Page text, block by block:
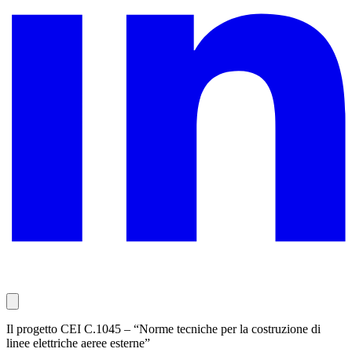
Il progetto CEI C.1045 – “Norme tecniche per la costruzione di
linee elettriche aeree esterne”